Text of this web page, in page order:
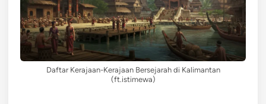
Daftar Kerajaan-Kerajaan Bersejarah di Kalimantan
(ft.istimewa)